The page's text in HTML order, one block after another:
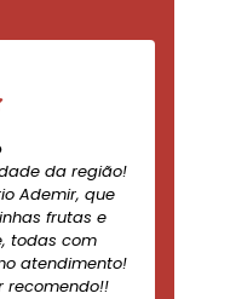
da região!
Ademir, que
frutas e
todas com
atendimento!
recomendo!!